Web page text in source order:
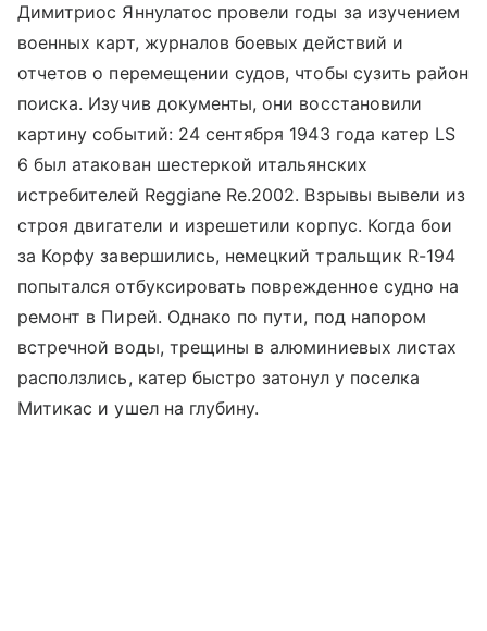
Димитриос Яннулатос провели годы за изучением
военных карт, журналов боевых действий и
отчетов о перемещении судов, чтобы сузить район
поиска. Изучив документы, они восстановили
картину событий: 24 сентября 1943 года катер LS
6 был атакован шестеркой итальянских
истребителей Reggiane Re.2002. Взрывы вывели из
строя двигатели и изрешетили корпус. Когда бои
за Корфу завершились, немецкий тральщик R-194
попытался отбуксировать поврежденное судно на
ремонт в Пирей. Однако по пути, под напором
встречной воды, трещины в алюминиевых листах
расползлись, катер быстро затонул у поселка
Митикас и ушел на глубину.